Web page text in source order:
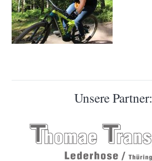
Unsere Partner: